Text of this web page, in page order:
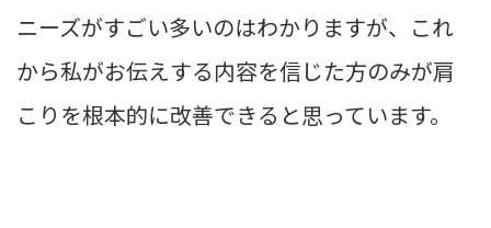
ニーズがすごい多いのはわかりますが、これ
から私がお伝えする内容を信じた方のみが肩
こりを根本的に改善できると思っています。